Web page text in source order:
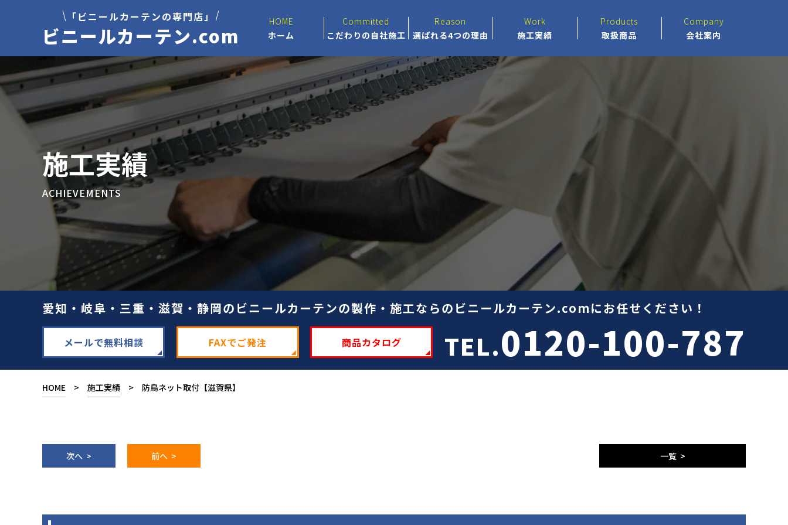
「ビニールカーテンの専門店」
ビニールカーテン.com
HOME
ホーム
Committed
こだわりの自社施工
Reason
選ばれる4つの理由
Work
施工実績
Products
取扱商品
Company
会社案内
施工実績
ACHIEVEMENTS
愛知・岐阜・三重・滋賀・静岡のビニールカーテンの製作・施工ならのビニールカーテン.comにお任せください！
メールで無料相談 FAXでご発注 商品カタログ TEL.0120-100-787
HOME > 施工実績 > 防鳥ネット取付【滋賀県】
次へ > 前へ > 一覧 >